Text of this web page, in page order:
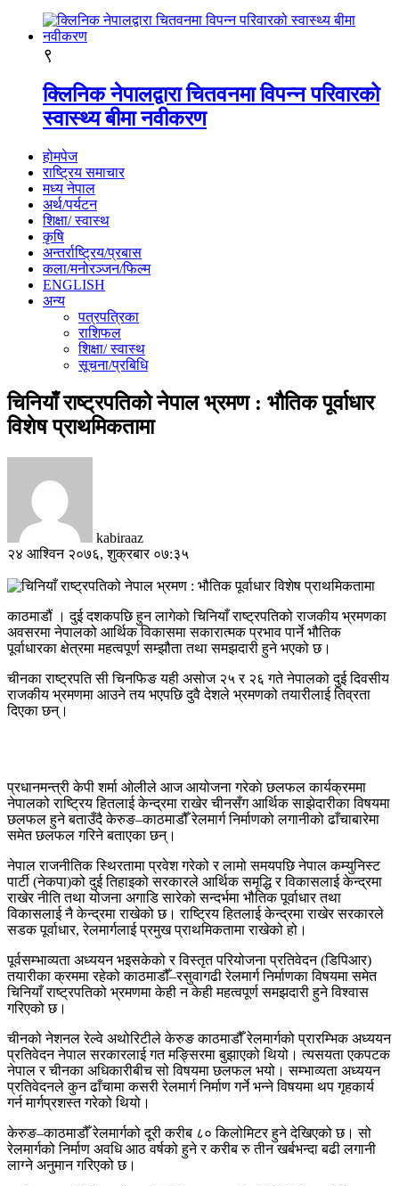
९
क्लिनिक नेपालद्वारा चितवनमा विपन्न परिवारको
स्वास्थ्य बीमा नवीकरण
होमपेज
राष्ट्रिय समाचार
मध्य नेपाल
अर्थ/पर्यटन
शिक्षा/ स्वास्थ
कृषि
अन्तर्राष्ट्रिय/प्रबास
कला/मनोरञ्जन/फिल्म
ENGLISH
अन्य
पत्रपत्रिका
राशिफल
शिक्षा/ स्वास्थ
सूचना/प्रबिधि
चिनियाँ राष्ट्रपतिको नेपाल भ्रमण : भौतिक पूर्वाधार
विशेष प्राथमिकतामा
kabiraaz
२४ आश्विन २०७६, शुक्रबार ०७:३५
काठमाडौं । दुई दशकपछि हुन लागेको चिनियाँ राष्ट्रपतिको राजकीय भ्रमणका
अवसरमा नेपालको आर्थिक विकासमा सकारात्मक प्रभाव पार्ने भौतिक
पूर्वाधारका क्षेत्रमा महत्वपूर्ण सम्झौता तथा समझदारी हुने भएको छ।
चीनका राष्ट्रपति सी चिनफिङ यही असोज २५ र २६ गते नेपालको दुई दिवसीय
राजकीय भ्रमणमा आउने तय भएपछि दुवै देशले भ्रमणको तयारीलाई तिव्रता
दिएका छन्।
प्रधानमन्त्री केपी शर्मा ओलीले आज आयोजना गरेकाे छलफल कार्यक्रममा
नेपालको राष्ट्रिय हितलाई केन्द्रमा राखेर चीनसँग आर्थिक साझेदारीका विषयमा
छलफल हुने बताउँदै केरुङ–काठमाडौँ रेलमार्ग निर्माणको लगानीको ढाँचाबारेमा
समेत छलफल गरिने बताएका छन्।
नेपाल राजनीतिक स्थिरतामा प्रवेश गरेको र लामो समयपछि नेपाल कम्युनिस्ट
पार्टी (नेकपा)को दुई तिहाइको सरकारले आर्थिक समृद्धि र विकासलाई केन्द्रमा
राखेर नीति तथा योजना अगाडि सारेको सन्दर्भमा भौतिक पूर्वाधार तथा
विकासलाई नै केन्द्रमा राखेको छ। राष्ट्रिय हितलाई केन्द्रमा राखेर सरकारले
सडक पूर्वाधार, रेलमार्गलाई प्रमुख प्राथमिकतामा राखेको हो।
पूर्वसम्भाव्यता अध्ययन भइसकेको र विस्तृत परियोजना प्रतिवेदन (डिपिआर)
तयारीका क्रममा रहेको काठमाडौँ–रसुवागढी रेलमार्ग निर्माणका विषयमा समेत
चिनियाँ राष्ट्रपतिको भ्रमणमा केही न केही महत्वपूर्ण समझदारी हुने विश्वास
गरिएको छ।
चीनको नेशनल रेल्वे अथोरिटीले केरुङ काठमाडौँ रेलमार्गको प्रारम्भिक अध्ययन
प्रतिवेदन नेपाल सरकारलाई गत मङ्सिरमा बुझाएको थियो। त्यसयता एकपटक
नेपाल र चीनका अधिकारीबीच सो विषयमा छलफल भयो। सम्भाव्यता अध्ययन
प्रतिवेदनले कुन ढाँचामा कसरी रेलमार्ग निर्माण गर्ने भन्ने विषयमा थप गृहकार्य
गर्न मार्गप्रशस्त गरेको थियो।
केरुङ–काठमाडौँ रेलमार्गको दूरी करीब ८० किलोमिटर हुने देखिएको छ। सो
रेलमार्गको निर्माण अवधि आठ वर्षको हुने र करीब रु तीन खर्बभन्दा बढी लगानी
लाग्ने अनुमान गरिएको छ।